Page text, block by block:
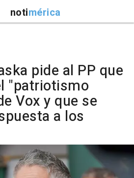
notimérica
pide al PP que
"patriotismo
Vox y que se
a los